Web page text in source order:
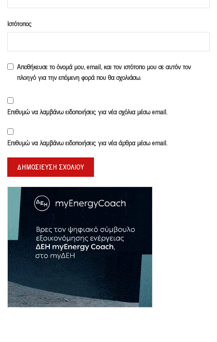
Ιστότοπος
Αποθήκευσε το όνομά μου, email, και τον ιστότοπο μου σε αυτόν τον
πλοηγό για την επόμενη φορά που θα σχολιάσω.
Επιθυμώ να λαμβάνω ειδοποιήσεις για νέα σχόλια μέσω email.
Επιθυμώ να λαμβάνω ειδοποιήσεις για νέα άρθρα μέσω email.